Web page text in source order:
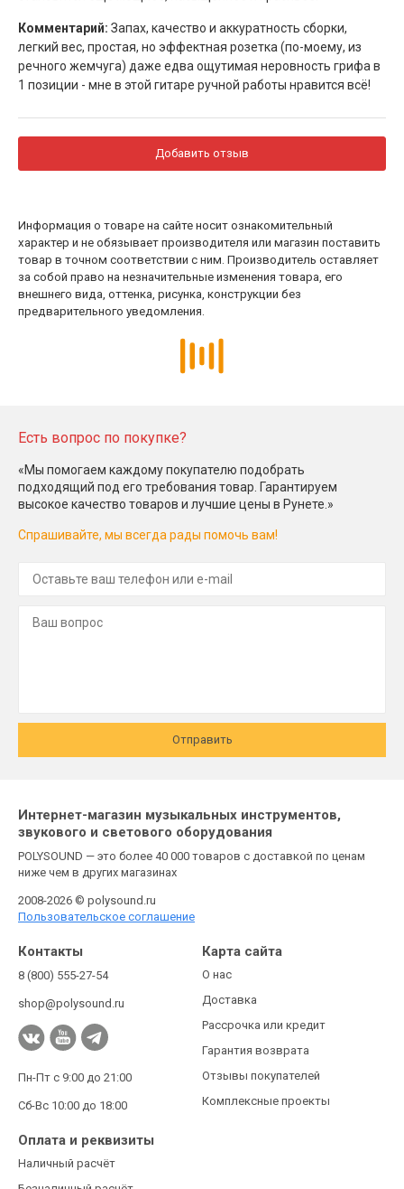
Комментарий: Запах, качество и аккуратность сборки,
легкий вес, простая, но эффектная розетка (по-моему, из
речного жемчуга) даже едва ощутимая неровность грифа в
1 позиции - мне в этой гитаре ручной работы нравится всё!
Добавить отзыв
Информация о товаре на сайте носит ознакомительный
характер и не обязывает производителя или магазин поставить
товар в точном соответствии с ним. Производитель оставляет
за собой право на незначительные изменения товара, его
внешнего вида, оттенка, рисунка, конструкции без
предварительного уведомления.
Есть вопрос по покупке?
«Мы помогаем каждому покупателю подобрать
подходящий под его требования товар. Гарантируем
высокое качество товаров и лучшие цены в Рунете.»
Спрашивайте, мы всегда рады помочь вам!
Отправить
Интернет-магазин музыкальных инструментов,
звукового и светового оборудования
POLYSOUND — это более 40 000 товаров с доставкой по ценам
ниже чем в других магазинах
2008-2026 © polysound.ru
Пользовательское соглашение
Контакты
8 (800) 555-27-54
shop@polysound.ru
Пн-Пт с 9:00 до 21:00
Сб-Вс 10:00 до 18:00
Карта сайта
О нас
Доставка
Рассрочка или кредит
Гарантия возврата
Отзывы покупателей
Комплексные проекты
Оплата и реквизиты
Наличный расчёт